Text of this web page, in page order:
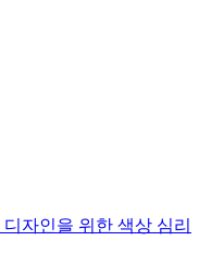
자인을 위한 색상 심리